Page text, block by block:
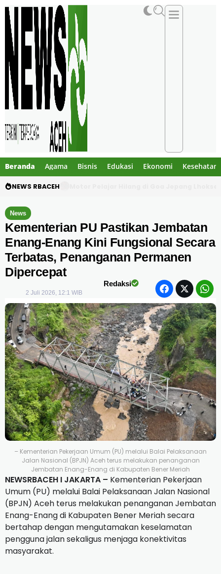
Beranda Agama Bisnis Edukasi Ekonomi Kesehatan
NEWS RBACEH
News
Kementerian PU Pastikan Jembatan
Enang-Enang Kini Fungsional Secara
Terbatas, Penanganan Permanen
Dipercepat
Redaksi
2 Juli 2026, 12:1 WIB
– Kementerian Pekerjaan Umum (PU) melalui Balai Pelaksanaan
Jalan Nasional (BPJN) Aceh terus melakukan penanganan
Jembatan Enang-Enang di Kabupaten Bener Meriah
NEWSRBACEH I JAKARTA – Kementerian Pekerjaan
Umum (PU) melalui Balai Pelaksanaan Jalan Nasional
(BPJN) Aceh terus melakukan penanganan Jembatan
Enang-Enang di Kabupaten Bener Meriah secara
bertahap dengan mengutamakan keselamatan
pengguna jalan sekaligus menjaga konektivitas
masyarakat.